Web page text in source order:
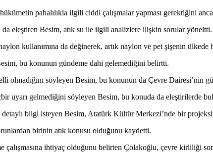
hükümetin pahalılıkla ilgili ciddi çalışmalar yapması gerektiğini
da eleştiren Besim, atık su ile ilgili analizlere ilişkin sorular yöneltti.
kullanımına da değinerek, artık naylon ve pet şişenin ülkede
bu konunun gündeme dahi gelemediğini belirtti.
olmadığını söyleyen Besim, bu konunun da Çevre Dairesi’nin
uyarı gelmediğini söyleyen Besim, bu konuda da eleştirilerde
bilgi isteyen Besim, Atatürk Kültür Merkezi’nde bir
birinin atık konusu olduğunu kaydetti.
ihtiyaç olduğunu belirten Çolakoğlu, çevre kirliliği